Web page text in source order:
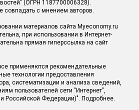
(ОГРН 1187700006328).
совпадать с мнением авторов.
материалов сайта Myeconomy.ru
при использовании в Интернет-
прямая гиперссылка на сайт
применяются рекомендательные
технологии предоставления
систематизации и анализа сведений,
пользователей сети "Интернет",
Российской Федерации)". Подробнее.